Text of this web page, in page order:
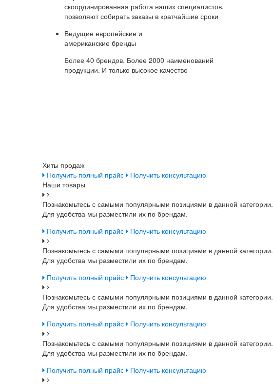
скоординированная работа наших специалистов,
позволяют собирать заказы в кратчайшие сроки
Ведущие европейские и
американские бренды
Более 40 брендов. Более 2000 наименований
продукции. И только высокое качество
Хиты продаж
Получить полный прайс
Получить консультацию
Наши товары
Познакомьтесь с самыми популярными позициями в данной категории.
Для удобства мы разместили их по брендам.
Получить полный прайс
Получить консультацию
Познакомьтесь с самыми популярными позициями в данной категории.
Для удобства мы разместили их по брендам.
Получить полный прайс
Получить консультацию
Познакомьтесь с самыми популярными позициями в данной категории.
Для удобства мы разместили их по брендам.
Получить полный прайс
Получить консультацию
Познакомьтесь с самыми популярными позициями в данной категории.
Для удобства мы разместили их по брендам.
Получить полный прайс
Получить консультацию